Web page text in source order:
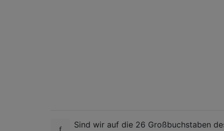
Sind wir auf die 26 Großbuchstaben